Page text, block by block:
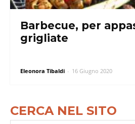
Barbecue, per
grigliate
Eleonora Tibaldi - 16 Giugno 2020
CERCA NEL SITO